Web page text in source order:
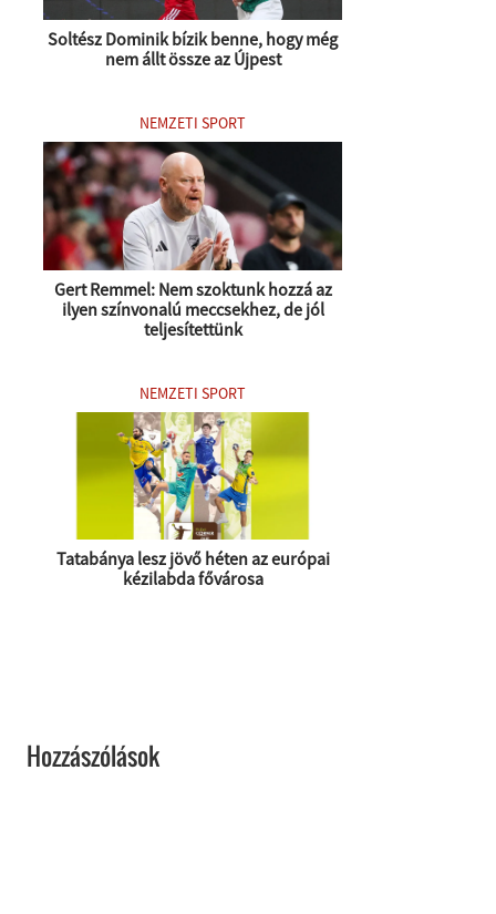
Soltész Dominik bízik benne, hogy még
nem állt össze az Újpest
NEMZETI SPORT
Gert Remmel: Nem szoktunk hozzá az
ilyen színvonalú meccsekhez, de jól
teljesítettünk
NEMZETI SPORT
Tatabánya lesz jövő héten az európai
kézilabda fővárosa
Hozzászólások